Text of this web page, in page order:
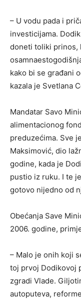
– U vodu pada i
investicijama.
doneti toliki prinos,
kako bi se građani
kazala je Svetlana
Mandatar Savo
alimentacionog
preduzećima. Sve
Maksimović, dio
godine, kada je
pustio iz ruku. I te
gotovo nijedno od
Obećanja Save
2006. godine,
– Malo je onih koji
toj prvoj Dodikovoj
zgradi Vlade.
autoputeva,